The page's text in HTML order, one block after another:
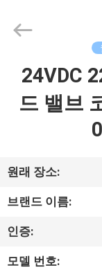
우
리
에
2016
Brando
Hardware24VDC
드 밸브
원래 장소:
브랜드 이름:
인증:
모델 번호: